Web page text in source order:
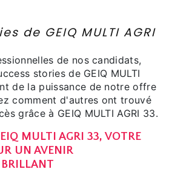
de GEIQ MULTI AGRI
de nos candidats,
stories de GEIQ MULTI
de la puissance de notre offre
comment d'autres ont trouvé
grâce à GEIQ MULTI AGRI 33.
MULTI AGRI 33, VOTRE
UN AVENIR
BRILLANT